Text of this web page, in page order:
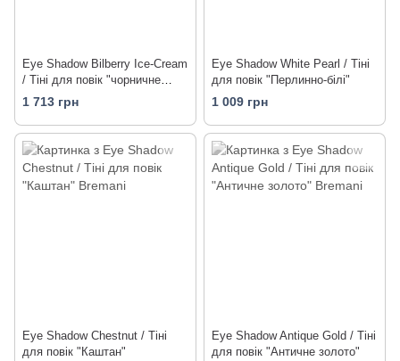
Eye Shadow Bilberry Ice-Cream
/ Тіні для повік "чорничне
морозиво"
1 713 грн
Eye Shadow White Pearl / Тіні
для повік "Перлинно-білі"
1 009 грн
Eye Shadow Chestnut / Тіні
для повік "Каштан"
Eye Shadow Antique Gold / Тіні
для повік "Античне золото"